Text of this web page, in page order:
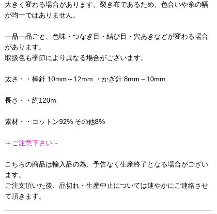
大きく変わる場合があります。裂き布であるため、色合いや糸の幅
が均一ではありません。
一品一品ごと、色味・つなぎ目・結び目・穴あきなどが変わる場合
があります。
取扱色も季節により異なる場合がございます。
太さ・・棒針 10mm～12mm ・かぎ針 8mm～10mm
長さ・・約120m
素材・・コットン92% その他8%
～ご注意下さい～
こちらの商品は輸入品の為、予告なく生産終了となる場合がござい
ます。
ご注文頂いた後、品切れ・生産中止については速やかにご連絡させ
て頂きます。